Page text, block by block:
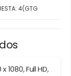
4(GTG
1080, Full HD,